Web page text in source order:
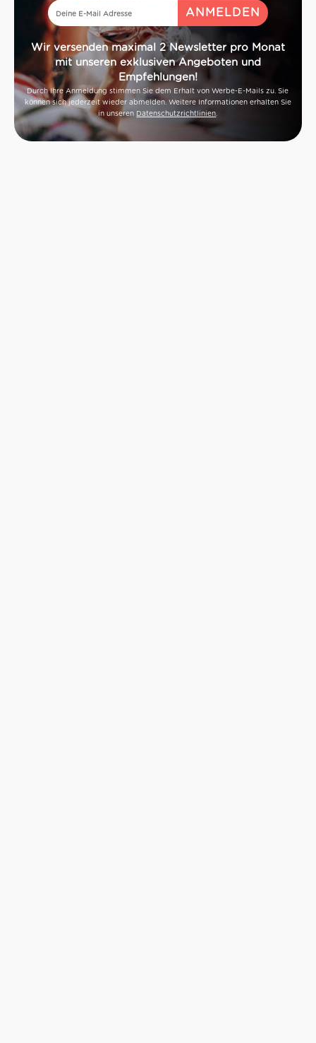
Wir versenden maximal 2 Newsletter pro Monat
mit unseren exklusiven Angeboten und
Empfehlungen!
Durch Ihre Anmeldung stimmen Sie dem Erhalt von Werbe-E-Mails zu. Sie
können sich jederzeit wieder abmelden. Weitere Informationen erhalten Sie
in unseren Datenschutzrichtlinien